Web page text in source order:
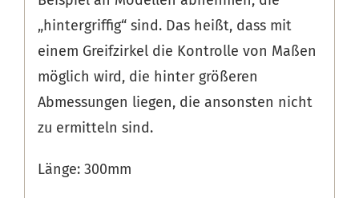
„hintergriffig“ sind. Das heißt, dass mit
einem Greifzirkel die Kontrolle von Maßen
möglich wird, die hinter größeren
Abmessungen liegen, die ansonsten nicht
zu ermitteln sind.
Länge: 300mm